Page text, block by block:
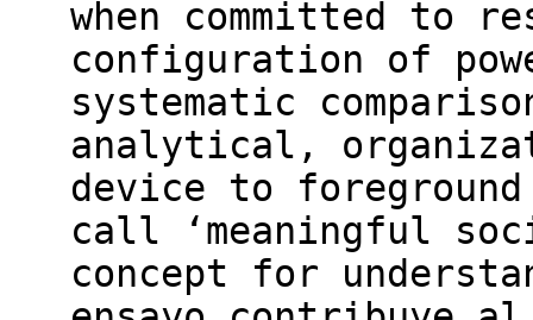
when committed to
configuration of
systematic
analytical,
device to
call ‘meaningful
concept for